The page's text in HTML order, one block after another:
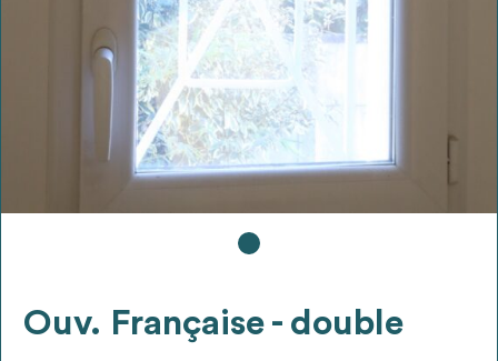
Ajouter les matériaux intéressants à "
liste
Transmettre sa liste de manifestation
d'intérêt pour les matériaux
sélectionnés
Exporter sa liste et ses fiches produits
Ouv. Française - double